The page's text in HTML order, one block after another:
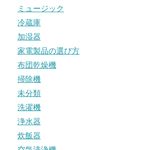
ミュージック
冷蔵庫
加湿器
家電製品の選び方
布団乾燥機
掃除機
未分類
洗濯機
浄水器
炊飯器